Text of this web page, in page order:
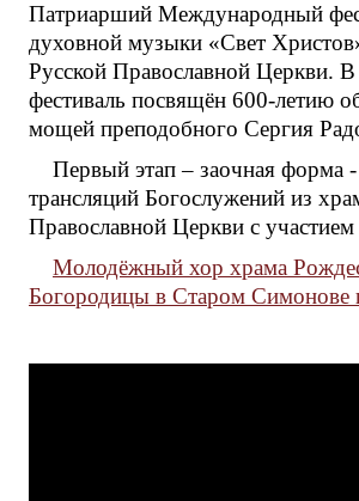
Патриарший Международный
духовной музыки «Свет
Русской Православной Церкви.
фестиваль посвящён 600-летию
мощей преподобного Сергия
Первый этап – заочная форма -
трансляций Богослужений из
Православной Церкви с
Молодёжный хор храма
Богородицы в Старом Симонове